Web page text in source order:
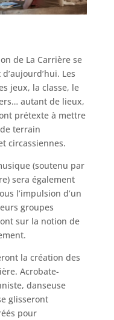
de La Carrière se
Les
jeux, la classe, le
autant de lieux,
prétexte à mettre
terrain
circassiennes.
(soutenu par
sera également
l’impulsion d’un
groupes
sur la notion de
la création des
Acrobate-
danseuse
glisseront
pour